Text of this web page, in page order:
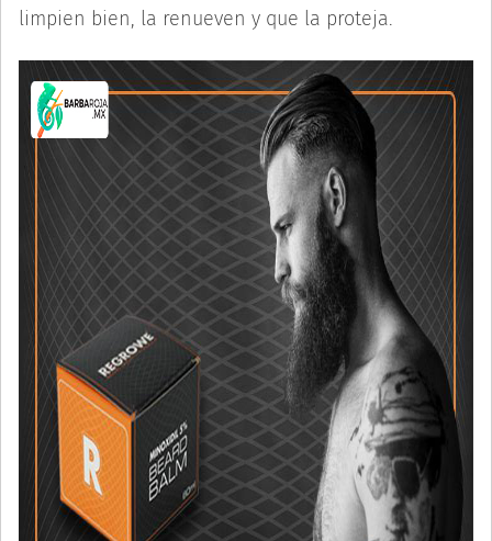
limpien bien, la renueven y que la proteja.